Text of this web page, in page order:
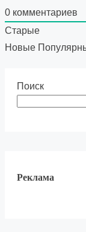
0 комментариев
Старые
Новые
Поиск
Реклама